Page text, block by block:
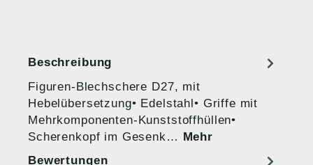
Beschreibung
Figuren-Blechschere D27, mit
Hebelübersetzung• Edelstahl• Griffe mit
Mehrkomponenten-Kunststoffhüllen•
Scherenkopf im Gesenk… Mehr
Bewertungen